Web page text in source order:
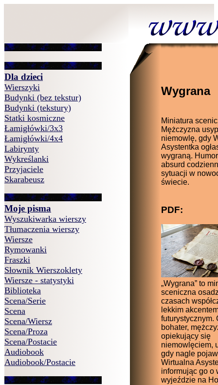
Dla dzieci
Wierszyki
Budynki (bez tekstur)
Budynki (tekstury)
Statki kosmiczne
Łamigłówki/3x3
Łamigłówki/4x4
Labirynty
Wykreślanki
Przyjaciele
Skarabeusz
Moje pisma
Wyszukiwarka wierszy
Tłumaczenia wierszy
Wiersze
Rymowanki
Fraszki
Słownik Wierszoklety
Wiersze - statystyki
Biblioteka
Scena/Serie
Scena
Scena/Wiersz
Scena/Proza
Scena/Postacie
Audiobook
Audiobook/Postacie
Wygrana
Miniatura
Mężczyzna
niemowlę, gdy
Asystentka
wygraną.
absurd
sytuacji w
świecie.
PDF:
„Wygrana” to
sceniczna
czasach
lekkim
futurystycznym.
bohater,
opiekujący się
niemowlęciem,
gdy nagle
Wirtualna
informując go o
wyjeździe na